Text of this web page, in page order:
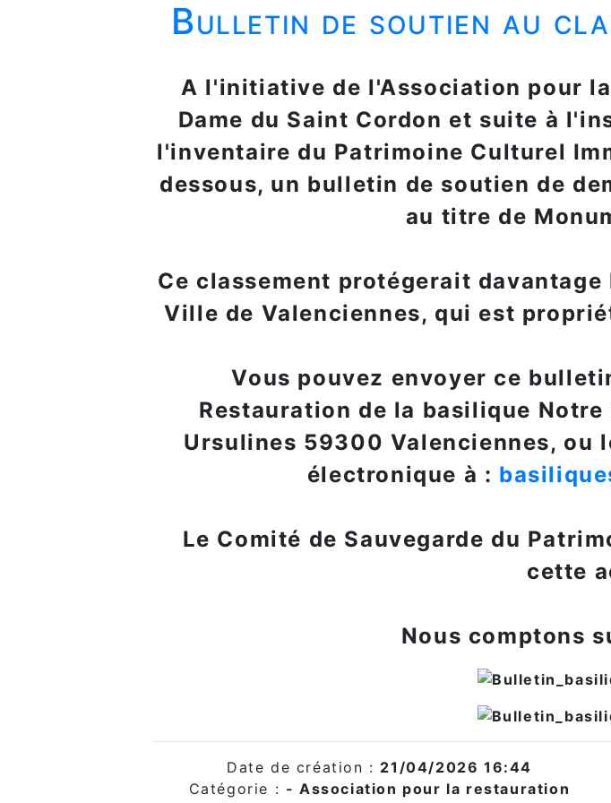
Bulletin de soutien au
A l'initiative de l'Association pour
Dame du Saint Cordon et suite à
l'inventaire du Patrimoine Culturel
dessous, un bulletin de soutien de
au titre de
Ce classement protégerait
Ville de Valenciennes, qui est
Vous pouvez envoyer ce
Restauration de la basilique Notre
Ursulines 59300 Valenciennes, ou
électronique à :
Le Comité de Sauvegarde du
cette
Nous comptons
Date de création : 21/04/2026 16:44
Catégorie : - Association pour la restauration